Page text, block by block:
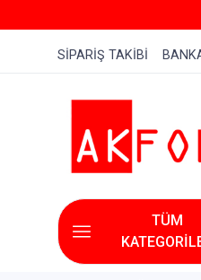
SİPARİŞ TAKİBİ
TÜM